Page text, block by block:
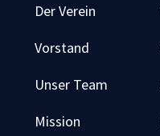
Der Verein
Vorstand
Unser Team
Mission